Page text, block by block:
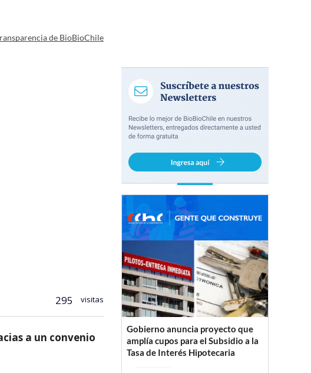
de BioBioChile
295 visitas
a un convenio
Gobierno anuncia proyecto que
amplía cupos para el Subsidio a la
Tasa de Interés Hipotecaria